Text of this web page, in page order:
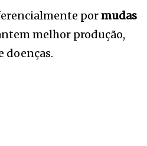
pormudas
melhor produção,
doenças.